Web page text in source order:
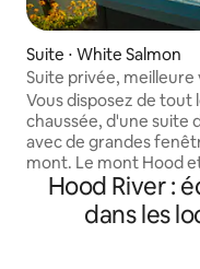
Suite ⋅ White Salmon
Suite privée, meilleure
Vous disposez de tout
chaussée, d'une suite
avec de grandes
mont. Le mont Hood
Columbia. Les
les voiliers traversent
dessous du jacuzzi et du
Hood River :
dans les